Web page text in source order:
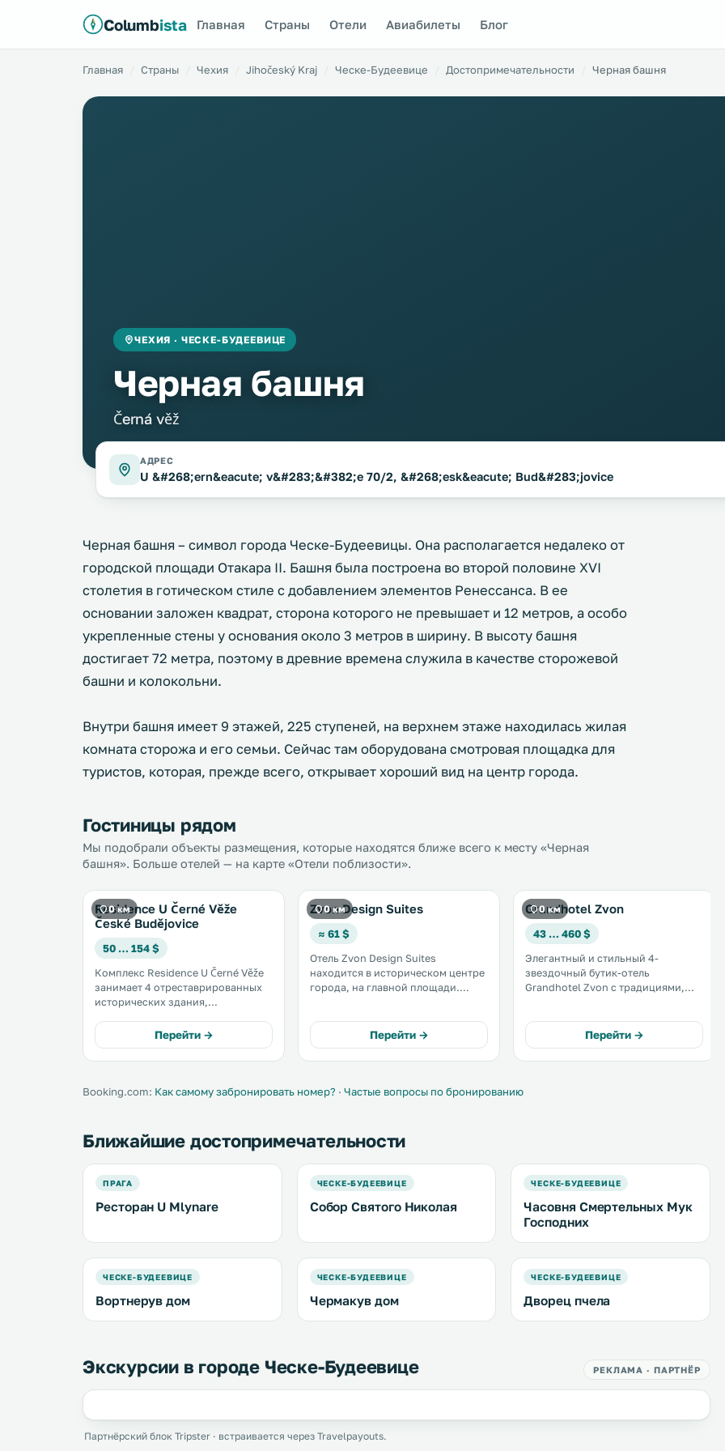
Columbista Главная Страны Отели Авиабилеты Блог
Главная Страны Чехия Jihočeský Kraj Ческе-Будеевице Достопримечательности Черная башня
ЧЕХИЯ · ЧЕСКЕ-БУДЕЕВИЦЕ
Черная башня
Černá věž
АДРЕС
U &#268;ern&eacute; v&#283;&#382;e 70/2, &#268;esk&eacute; Bud&#283;jovice
Черная башня – символ города Ческе-Будеевицы. Она располагается недалеко от
городской площади Отакара II. Башня была построена во второй половине XVI
столетия в готическом стиле с добавлением элементов Ренессанса. В ее
основании заложен квадрат, сторона которого не превышает и 12 метров, а особо
укрепленные стены у основания около 3 метров в ширину. В высоту башня
достигает 72 метра, поэтому в древние времена служила в качестве сторожевой
башни и колокольни.
Внутри башня имеет 9 этажей, 225 ступеней, на верхнем этаже находилась жилая
комната сторожа и его семьи. Сейчас там оборудована смотровая площадка для
туристов, которая, прежде всего, открывает хороший вид на центр города.
Гостиницы рядом
Мы подобрали объекты размещения, которые находятся ближе всего к месту «Черная
башня». Больше отелей — на карте «Отели поблизости».
0 км
Residence U Černé Věže
České Budějovice
50 … 154 $
Комплекс Residence U Černé Věže
занимает 4 отреставрированных
исторических здания,
Ческе-Будеевице. К услугам
гостей стильно оформленные
апартаменты и бесплатный Wi-Fi
Перейти →
0 км
Zvon Design Suites
≈ 61 $
Отель Zvon Design Suites
находится в историческом центре
города, на главной площади.
кондиционером и бесплатным Wi-
Fi, из окон которых открывается
вид на исторический город. .
Перейти →
0 км
Grandhotel Zvon
43 … 460 $
Элегантный и стильный 4-
звездочный бутик-отель
Grandhotel Zvon с традициями,
исторической площади города
Ческе-Будеевице. .
Перейти →
Booking.com: Как самому забронировать номер? · Частые вопросы по бронированию
Ближайшие достопримечательности
ПРАГА
Ресторан U Mlynare
ЧЕСКЕ-БУДЕЕВИЦЕ
Собор Святого Николая
ЧЕСКЕ-БУДЕЕВИЦЕ
Часовня Смертельных Мук
Господних
ЧЕСКЕ-БУДЕЕВИЦЕ
Вортнерув дом
ЧЕСКЕ-БУДЕЕВИЦЕ
Чермакув дом
ЧЕСКЕ-БУДЕЕВИЦЕ
Дворец пчела
Экскурсии в городе Ческе-Будеевице РЕКЛАМА · ПАРТНЁР
Партнёрский блок Tripster · встраивается через Travelpayouts.